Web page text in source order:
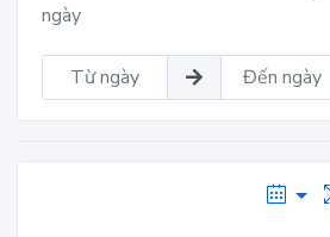
ngày